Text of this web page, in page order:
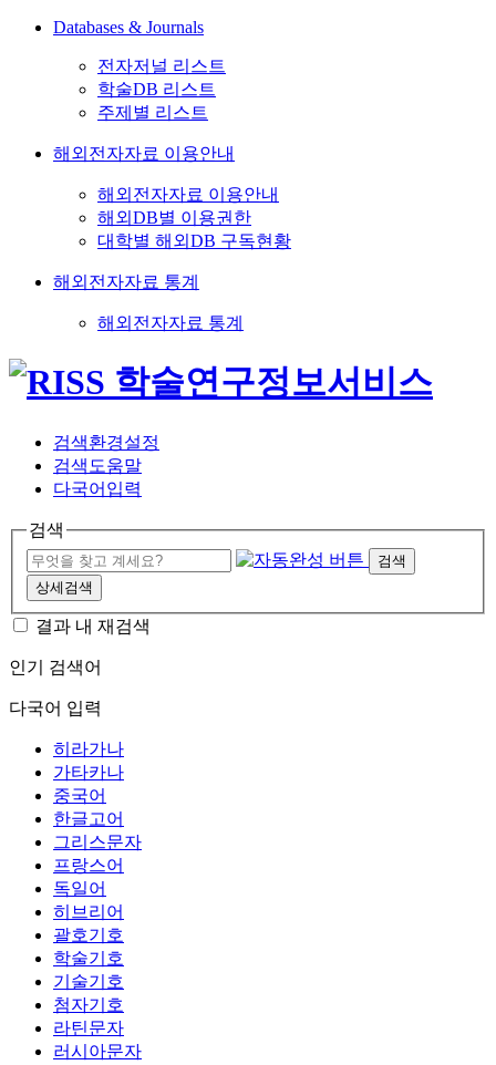
Databases & Journals
전자저널 리스트
학술DB 리스트
주제별 리스트
해외전자자료 이용안내
해외전자자료 이용안내
해외DB별 이용권한
대학별 해외DB 구독현황
해외전자자료 통계
해외전자자료 통계
검색환경설정
검색도움말
다국어입력
검색
검색
상세검색
결과 내 재검색
인기 검색어
다국어 입력
히라가나
가타카나
중국어
한글고어
그리스문자
프랑스어
독일어
히브리어
괄호기호
학술기호
기술기호
첨자기호
라틴문자
러시아문자